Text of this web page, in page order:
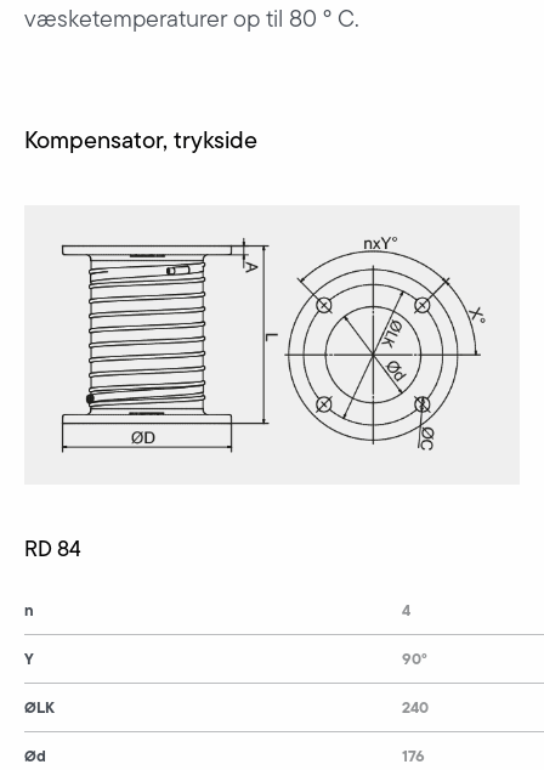
væsketemperaturer op til 80 ° C.
Kompensator, trykside
RD 84
n
Y
ØLK
Ød
4
90°
240
176